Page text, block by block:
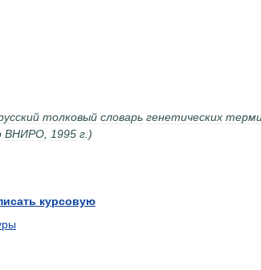
толковый словарь генетических
ВНИРО 1995 г .)
курсовую